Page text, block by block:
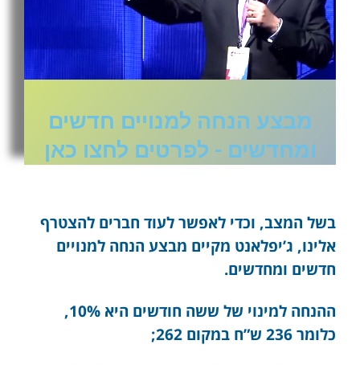
מבצע הנחה למנויים חדשים
ומחדשים - לפרטים לחצו כאן
בשל המצב, וכדי לאפשר לעוד חברים להצטרף
אלינו, ג’יפלאנט מקיים מבצע הנחה למנויים
חדשים ומחדשים.
ההנחה למינוי של ששה חודשים היא 10%,
כלומר 236 ש”ח במקום 262;